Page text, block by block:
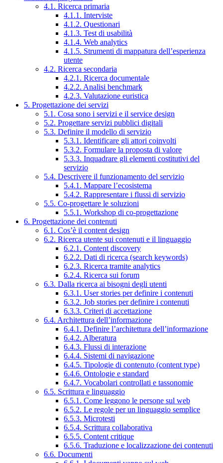
4.1. Ricerca primaria
4.1.1. Interviste
4.1.2. Questionari
4.1.3. Test di usabilità
4.1.4. Web analytics
4.1.5. Strumenti di mappatura dell’esperienza
utente
4.2. Ricerca secondaria
4.2.1. Ricerca documentale
4.2.2. Analisi benchmark
4.2.3. Valutazione euristica
5. Progettazione dei servizi
5.1. Cosa sono i servizi e il service design
5.2. Progettare servizi pubblici digitali
5.3. Definire il modello di servizio
5.3.1. Identificare gli attori coinvolti
5.3.2. Formulare la proposta di valore
5.3.3. Inquadrare gli elementi costitutivi del
servizio
5.4. Descrivere il funzionamento del servizio
5.4.1. Mappare l’ecosistema
5.4.2. Rappresentare i flussi di servizio
5.5. Co-progettare le soluzioni
5.5.1. Workshop di co-progettazione
6. Progettazione dei contenuti
6.1. Cos’è il content design
6.2. Ricerca utente sui contenuti e il linguaggio
6.2.1. Content discovery
6.2.2. Dati di ricerca (search keywords)
6.2.3. Ricerca tramite analytics
6.2.4. Ricerca sui forum
6.3. Dalla ricerca ai bisogni degli utenti
6.3.1. User stories per definire i contenuti
6.3.2. Job stories per definire i contenuti
6.3.3. Criteri di accettazione
6.4. Architettura dell’informazione
6.4.1. Definire l’architettura dell’informazione
6.4.2. Alberatura
6.4.3. Flussi di interazione
6.4.4. Sistemi di navigazione
6.4.5. Tipologie di contenuto (content type)
6.4.6. Ontologie e standard
6.4.7. Vocabolari controllati e tassonomie
6.5. Scrittura e linguaggio
6.5.1. Come leggono le persone sul web
6.5.2. Le regole per un linguaggio semplice
6.5.3. Microtesti
6.5.4. Scrittura collaborativa
6.5.5. Content critique
6.5.6. Traduzione e localizzazione dei contenuti
6.6. Documenti